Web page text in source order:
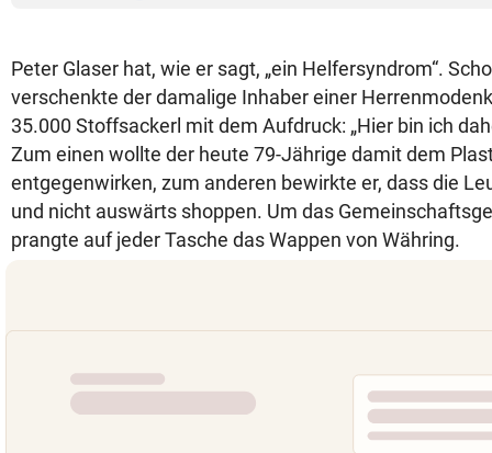
Peter Glaser hat, wie er sagt, „ein Helfersyndrom“.
verschenkte der damalige Inhaber einer
35.000 Stoffsackerl mit dem Aufdruck: „Hier bin ich
Zum einen wollte der heute 79-Jährige damit dem
entgegenwirken, zum anderen bewirkte er, dass die
und nicht auswärts shoppen. Um das
prangte auf jeder Tasche das Wappen von Währing.